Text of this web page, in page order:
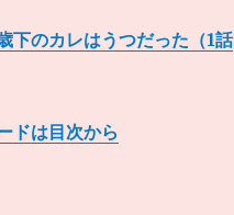
下のカレはうつだった（1話
ドは目次から